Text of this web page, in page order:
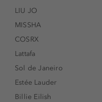
LIU JO
MISSHA
COSRX
Lattafa
Sol de Janeiro
Estée Lauder
Billie Eilish